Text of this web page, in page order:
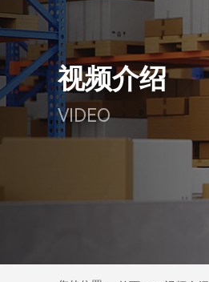
视频介绍
VIDEO